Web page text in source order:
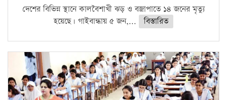
দেশের বিভিন্ন স্থানে কালবৈশাখী ঝড় ও বজ্রাপাতে ১৪ জনের মৃত্যু
হয়েছে। গাইবান্ধায় ৫ জন,...
বিস্তারিত